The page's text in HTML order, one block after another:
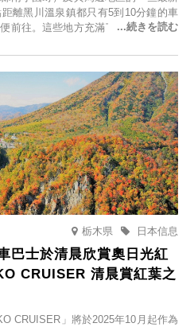
離黑川溫泉鎮都只有5到10分鐘的車
前往。這些地方充滿了各種魅力，包
全新樂趣。
栃木県 日本信息
巴士於清晨欣賞奧日光紅
CRUISER 清晨賞紅葉之
CRUISER」將於2025年10月起作為